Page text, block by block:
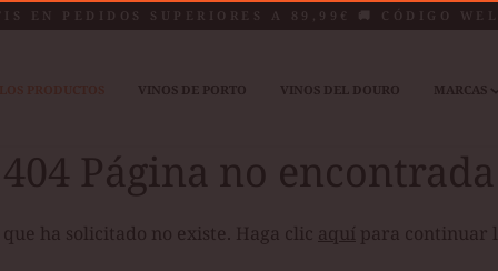
EN PEDIDOS SUPERIORES A 89,99€ 🚚 CÓDIGO
VINOS DE PORTO VINOS DEL DOURO MARCAS
404 Página no encontrada
ha solicitado no existe. Haga clic aquí para continuar